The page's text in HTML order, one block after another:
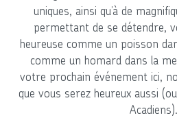
uniques, ainsi qu’à de
permettant de se détendre,
heureuse comme un poisson
comme un homard dans la
votre prochain événement ici,
que vous serez heureux aussi
Acadiens).